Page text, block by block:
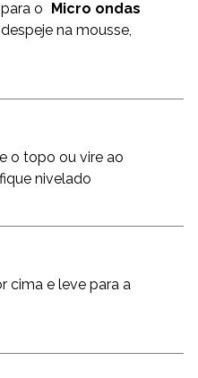
o Micro ondas
na mousse,
o topo ou vire ao
nivelado
cima e leve para a